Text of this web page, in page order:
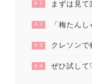
4.1 まずは見
4.2 「梅たんし
4.3 クレソン
4.4 ぜひ試し